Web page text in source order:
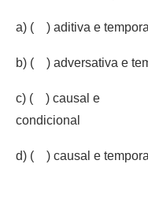
a) ( ) aditiva e
b) ( ) adversativa e
c) ( ) causal e
d) ( ) causal e